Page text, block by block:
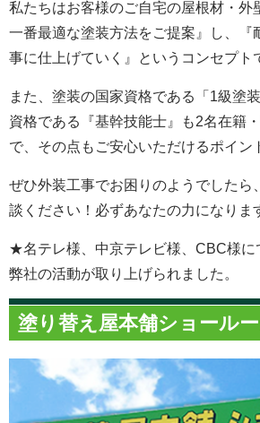
私たちはお客様のご自宅の屋根材・外
一番最適な塗装方法をご提案』し、『
事に仕上げていく』というコンセプト
また、塗装の国家資格である「1級塗
資格である『基幹技能士』も2名在籍
で、その点もご安心いただけるポイン
ぜひ外装工事でお困りのようでしたら
談ください！必ずあなたの力になりま
★名テレ様、中京テレビ様、CBC様に
弊社の活動が取り上げられました。
塗り替え屋本舗ショール